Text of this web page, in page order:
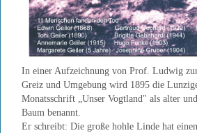
In einer Aufzeichnung von Prof. Ludwig
Greiz und Umgebung wird 1895 die
Monatsschrift „Unser Vogtland" als alter
Baum benannt.
Er schreibt: Die große hohle Linde hat